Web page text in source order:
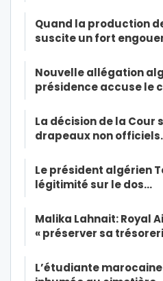
Quand la production
suscite un fort
Nouvelle allégation
présidence accuse le
La décision de la Cour
drapeaux non
Le président algérien
légitimité sur le dos…
Malika Lahnait: Royal
« préserver sa
L’étudiante